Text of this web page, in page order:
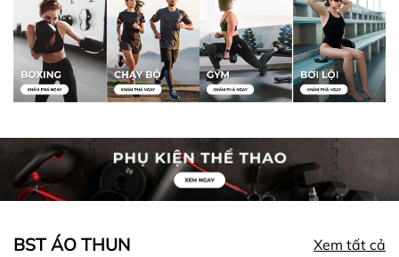
BST ÁO THUN Xem tất cả